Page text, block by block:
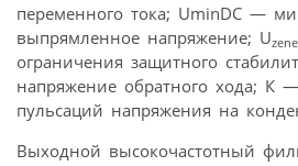
переменного тока; UminDC —
выпрямленное напряжение; U
ограничения защитного
напряжение обратного хода; К
пульсаций напряжения на
Выходной высокочастотный